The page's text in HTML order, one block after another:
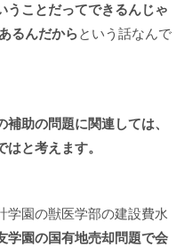
うことだってできるんじゃ
るんだからという話なんで
補助の問題に関連しては、
と考えます。
学園の獣医学部の建設費水
学園の国有地売却問題で会